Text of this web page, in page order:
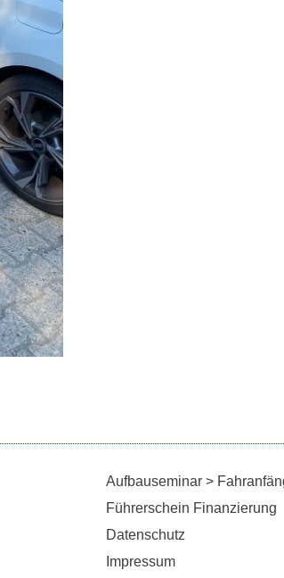
Aufbauseminar >
Führerschein Finanzierung
Datenschutz
Impressum